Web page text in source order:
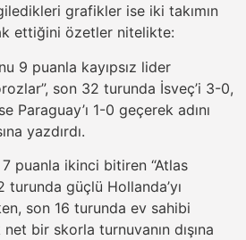
grafikler ise iki takımın
ettiğini özetler nitelikte:
9 puanla kayıpsız lider
son 32 turunda İsveç’i 3-0,
Paraguay’ı 1-0 geçerek adını
yazdırdı.
7 puanla ikinci bitiren “Atlas
turunda güçlü Hollanda’yı
son 16 turunda ev sahibi
net bir skorla turnuvanın dışına